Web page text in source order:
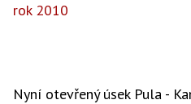
rok 2010
Nyní otevřený úsek Pula -